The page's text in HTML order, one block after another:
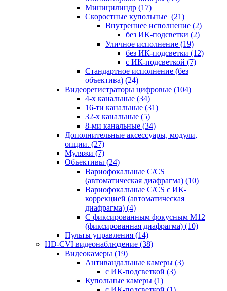
Миницилиндр (17)
Скоростные купольные (21)
Внутреннее исполнение (2)
без ИК-подсветки (2)
Уличное исполнение (19)
без ИК-подсветки (12)
с ИК-подсветкой (7)
Стандартное исполнение (без
объектива) (24)
Видеорегистраторы цифровые (104)
4-х канальные (34)
16-ти канальные (31)
32-х канальные (5)
8-ми канальные (34)
Дополнительные аксессуары, модули,
опции. (27)
Муляжи (7)
Объективы (24)
Вариофокальные C/CS
(автоматическая диафрагма) (10)
Вариофокальные C/CS с ИК-
коррекцией (автоматическая
диафрагма) (4)
С фиксированным фокусным М12
(фиксированная диафрагма) (10)
Пульты управления (14)
HD-CVI видеонаблюдение (38)
Видеокамеры (19)
Антивандальные камеры (3)
с ИК-подсветкой (3)
Купольные камеры (1)